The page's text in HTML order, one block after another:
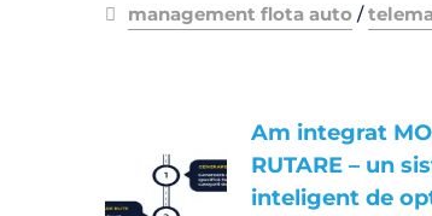
management flota auto /
Am integrat
RUTARE – un
inteligent de